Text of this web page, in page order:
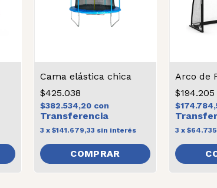
Cama elástica chica
$425.038
$382.534,20 con
3 x $141.679,33 sin interés
Arco de
$194.205
3 x $64.735